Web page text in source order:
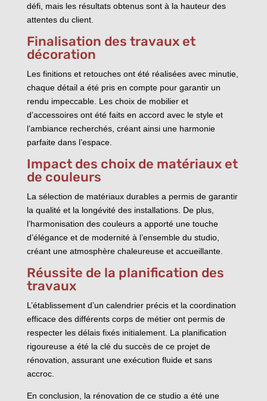
défi, mais les résultats obtenus sont à la hauteur des
attentes du client.
Finalisation des travaux et
décoration
Les finitions et retouches ont été réalisées avec minutie,
chaque détail a été pris en compte pour garantir un
rendu impeccable. Les choix de mobilier et
d’accessoires ont été faits en accord avec le style et
l’ambiance recherchés, créant ainsi une harmonie
parfaite dans l’espace.
Impact des choix de matériaux et
de couleurs
La sélection de matériaux durables a permis de garantir
la qualité et la longévité des installations. De plus,
l’harmonisation des couleurs a apporté une touche
d’élégance et de modernité à l’ensemble du studio,
créant une atmosphère chaleureuse et accueillante.
Réussite de la planification des
travaux
L’établissement d’un calendrier précis et la coordination
efficace des différents corps de métier ont permis de
respecter les délais fixés initialement. La planification
rigoureuse a été la clé du succès de ce projet de
rénovation, assurant une exécution fluide et sans
accroc.
En conclusion, la rénovation de ce studio a été une